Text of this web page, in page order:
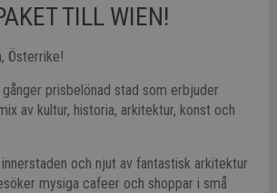
TILL WIEN!
Österrike!
prisbelönad stad som erbjuder
av kultur, historia, arkitektur, konst och
och njut av fantastisk arkitektur
mysiga cafeer och shoppar i små